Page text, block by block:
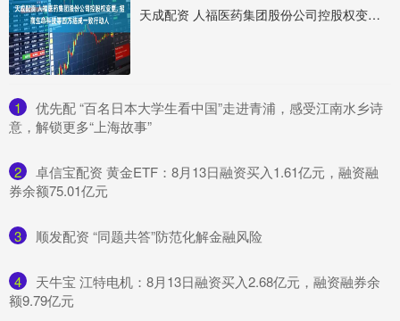
天成配资 人福医药集团股份公司控股权变更, 招商生命科技等四方结成一致行动人
1
​优先配 “百名日本大学生看中国”走进青浦，感受江南水乡诗
意，解锁更多“上海故事”
2
​卓信宝配资 黄金ETF：8月13日融资买入1.61亿元，融资融
券余额75.01亿元
3 ​顺发配资 “同题共答”防范化解金融风险
4
​天牛宝 江特电机：8月13日融资买入2.68亿元，融资融券余
额9.79亿元